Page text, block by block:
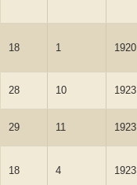
18 1 1920
28 10 1923
29 11 1923
18 4 1923